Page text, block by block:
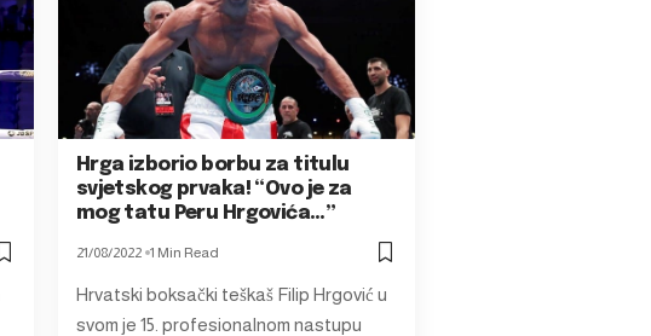
Hrga izborio borbu za titulu
svjetskog prvaka! “Ovo je za
mog tatu Peru Hrgovića…”
21/08/2022 1 Min Read
Hrvatski boksački teškaš Filip Hrgović u
svom je 15. profesionalnom nastupu